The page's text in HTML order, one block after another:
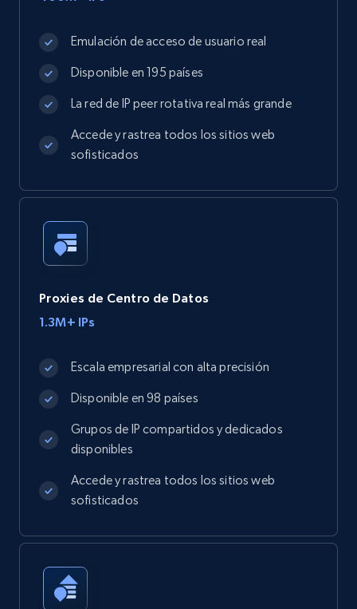
Emulación de acceso de usuario real
Disponible en 195 países
La red de IP peer rotativa real más grande
Accede y rastrea todos los sitios web
sofisticados
Proxies de Centro de Datos
1.3M+ IPs
Escala empresarial con alta precisión
Disponible en 98 países
Grupos de IP compartidos y dedicados
disponibles
Accede y rastrea todos los sitios web
sofisticados